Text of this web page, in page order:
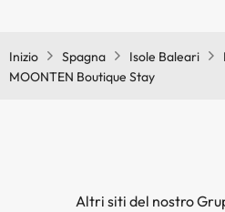
Inizio Spagna Isole Baleari
MOONTEN Boutique Stay
Altri siti del nostro